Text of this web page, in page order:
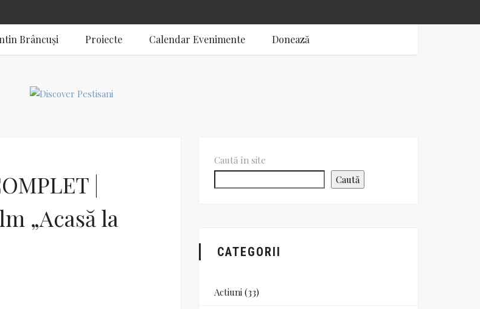
Brâncuși Proiecte Calendar Evenimente Donează
|
„Acasă la
Caută în site
Caută
CATEGORII
Actiuni (33)